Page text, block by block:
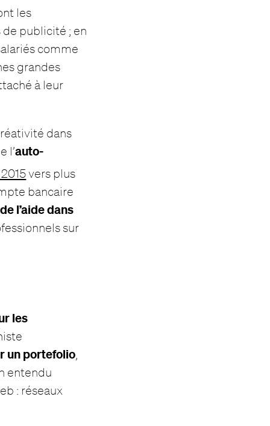
les
publicité ; en
comme
grandes
à leur
dans
l’auto-
vers plus
bancaire
l’aidedans
sur
les
un portefolio
entendu
: réseaux